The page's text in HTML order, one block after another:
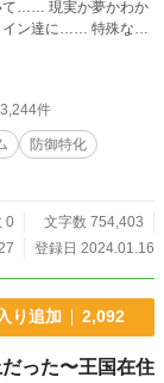
…… 現実か夢かわか
に…… 特殊な能
自分の存在も、手
の人生はそんなも
、そんな
少意識は
、普通に苦戦しま
場人物の個性を持た
が、主人公の年上に
（さくしゃ）の変な
ード好みだなとか思
謗中傷てきなものに
件
防御特化
0
文字数 754,403
登録日 2024.01.16
り追加 2,092
った〜王国在住